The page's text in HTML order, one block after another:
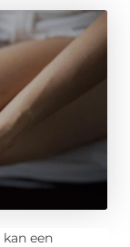
kan een